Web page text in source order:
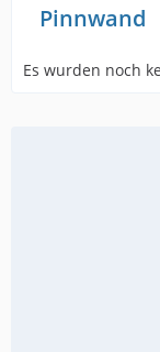
Pinnwand
Es wurden noch